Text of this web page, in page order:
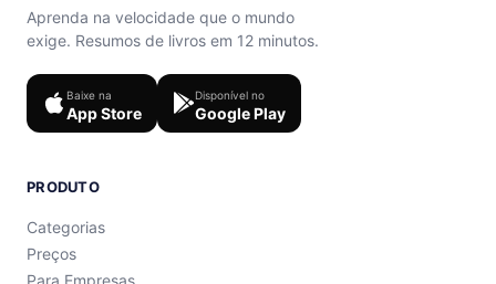
Aprenda na velocidade que o mundo
exige. Resumos de livros em 12 minutos.
Baixe na
App Store
Disponível no
Google Play
PRODUTO
Categorias
Preços
Para Empresas